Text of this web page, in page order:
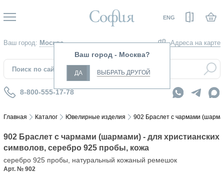
ENG Вход
Ваш город: Москва Адреса на карте
Ваш город - Москва?
ДА ВЫБРАТЬ ДРУГОЙ
8-800-555-17-78
Главная Каталог Ювелирные изделия 902 Браслет с чармами
902 Браслет с чармами (шармами) - для христианских
символов, серебро 925 пробы, кожа
серебро 925 пробы, натуральный кожаный ремешок
Арт. № 902